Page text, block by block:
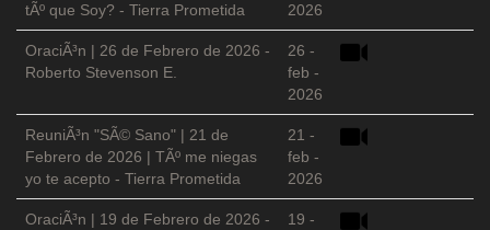
tÃº que Soy? - Tierra Prometida
2026
OraciÃ³n | 26 de Febrero de 2026 -
Roberto Stevenson E.
26 -
feb -
2026
ReuniÃ³n "SÃ© Sano" | 21 de
Febrero de 2026 | TÃº me niegas
yo te acepto - Tierra Prometida
21 -
feb -
2026
OraciÃ³n | 19 de Febrero de 2026 -
19 -